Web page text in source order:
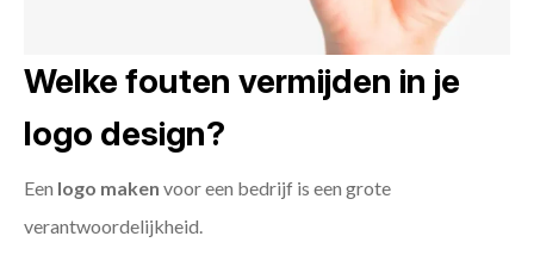
Welke fouten vermijden in je
logo design?
Een logo maken voor een bedrijf is een grote
verantwoordelijkheid.